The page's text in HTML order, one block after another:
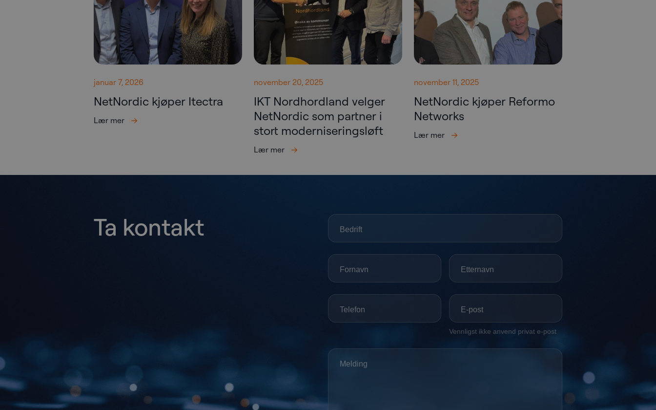
januar 7, 2026
NetNordic kjøper Itectra
Lær mer
november 20, 2025
IKT Nordhordland velger
NetNordic som partner i
stort moderniseringsløft
Lær mer
november 11, 2025
NetNordic kjøper Reformo
Networks
Lær mer
Ta kontakt